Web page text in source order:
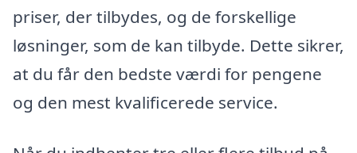
priser, der tilbydes, og de forskellige
løsninger, som de kan tilbyde. Dette sikrer,
at du får den bedste værdi for pengene
og den mest kvalificerede service.